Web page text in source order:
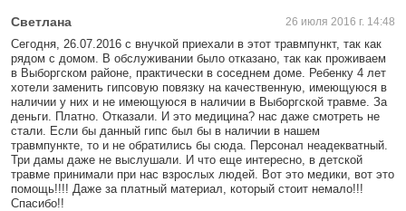
Светлана 26 июля 2016 г. 14:48
Сегодня, 26.07.2016 с внучкой приехали в этот травмпункт, так как
рядом с домом. В обслуживании было отказано, так как проживаем
в Выборгском районе, практически в соседнем доме. Ребенку 4 лет
хотели заменить гипсовую повязку на качественную, имеющуюся в
наличии у них и не имеющуюся в наличии в Выборгской травме. За
деньги. Платно. Отказали. И это медицина? нас даже смотреть не
стали. Если бы данный гипс был бы в наличии в нашем
травмпункте, то и не обратились бы сюда. Персонал неадекватный.
Три дамы даже не выслушали. И что еще интересно, в детской
травме принимали при нас взрослых людей. Вот это медики, вот это
помощь!!!! Даже за платный материал, который стоит немало!!!
Спасибо!!